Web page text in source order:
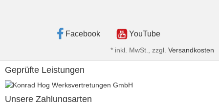
Facebook YouTube
* inkl. MwSt., zzgl. Versandkosten
Geprüfte Leistungen
Unsere Zahlungsarten